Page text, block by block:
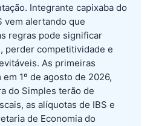
Integrante capixaba do
vem alertando que
regras pode significar
perder competitividade e
As primeiras
1º de agosto de 2026,
do Simples terão de
as alíquotas de IBS e
de Economia do